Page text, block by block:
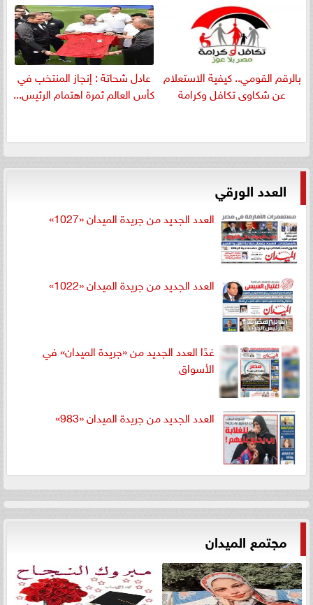
بالرقم القومي.. كيفية الاستعلام
عن شكاوى تكافل وكرامة
عادل شحاتة : إنجاز المنتخب في
كأس العالم ثمرة اهتمام الرئيس...
العدد الورقي
العدد الجديد من جريدة الميدان «1027»
العدد الجديد من جريدة الميدان «1022»
غدًا العدد الجديد من «جريدة الميدان» في
الأسواق
العدد الجديد من جريدة الميدان «983»
مجتمع الميدان